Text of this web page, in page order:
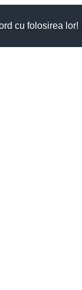
cu folosirea lor!